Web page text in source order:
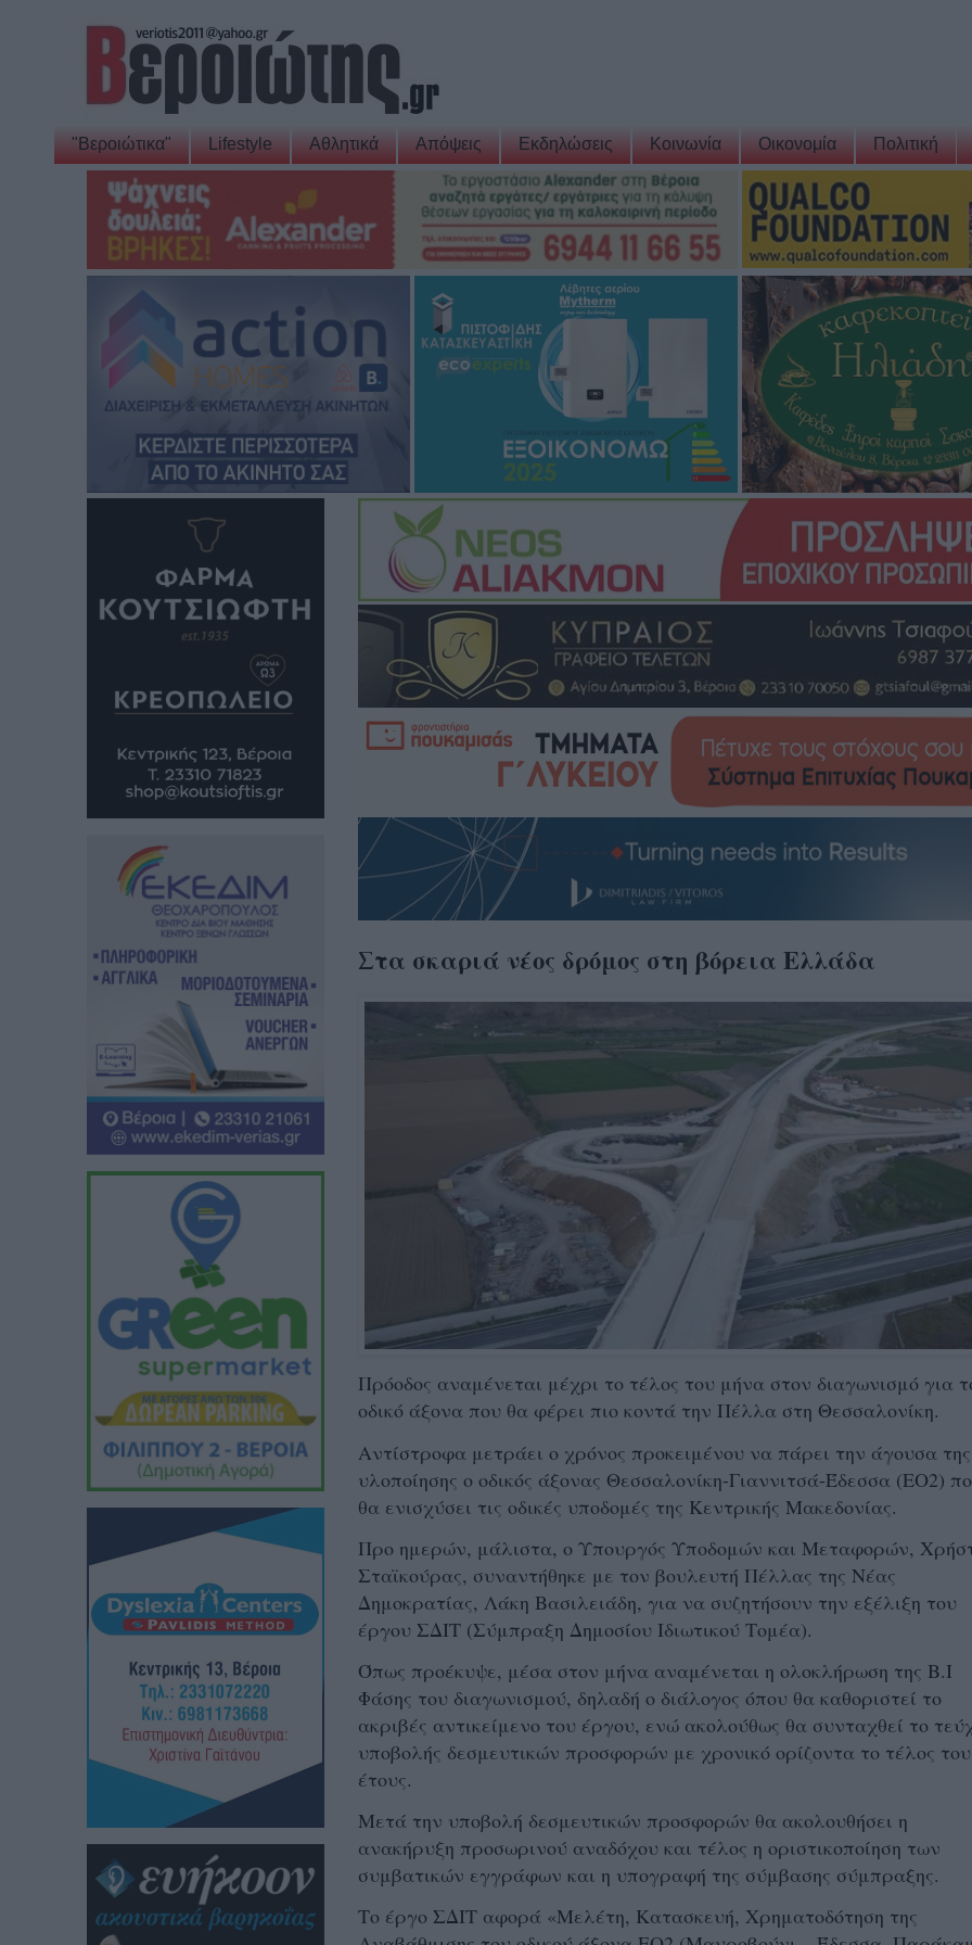
"Βεροιώτικα" Lifestyle Αθλητικά Απόψεις Εκδηλώσεις Κοινωνία Οικονομία Πολιτική
Στα σκαριά νέος δρόμος στη βόρεια Ελλάδα
Πρόοδος αναμένεται μέχρι το τέλος του μήνα στον διαγωνισμό για
οδικό άξονα που θα φέρει πιο κοντά την Πέλλα στη Θεσσαλονίκη.
Αντίστροφα μετράει ο χρόνος προκειμένου να πάρει την άγουσα της
υλοποίησης ο οδικός άξονας Θεσσαλονίκη-Γιαννιτσά-Έδεσσα (ΕΟ2)
θα ενισχύσει τις οδικές υποδομές της Κεντρικής Μακεδονίας.
Προ ημερών, μάλιστα, ο Υπουργός Υποδομών και Μεταφορών,
Σταϊκούρας, συναντήθηκε με τον βουλευτή Πέλλας της Νέας
Δημοκρατίας, Λάκη Βασιλειάδη, για να συζητήσουν την εξέλιξη του
έργου ΣΔΙΤ (Σύμπραξη Δημοσίου Ιδιωτικού Τομέα).
Όπως προέκυψε, μέσα στον μήνα αναμένεται η ολοκλήρωση της Β.Ι
Φάσης του διαγωνισμού, δηλαδή ο διάλογος όπου θα καθοριστεί το
ακριβές αντικείμενο του έργου, ενώ ακολούθως θα συνταχθεί το
υποβολής δεσμευτικών προσφορών με χρονικό ορίζοντα το τέλος του
έτους.
Μετά την υποβολή δεσμευτικών προσφορών θα ακολουθήσει η
ανακήρυξη προσωρινού αναδόχου και τέλος η οριστικοποίηση των
συμβατικών εγγράφων και η υπογραφή της σύμβασης σύμπραξης.
Το έργο ΣΔΙΤ αφορά «Μελέτη, Κατασκευή, Χρηματοδότηση της